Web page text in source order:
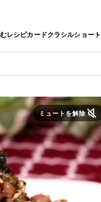
レシピカードクラシルショート
ミュートを解除